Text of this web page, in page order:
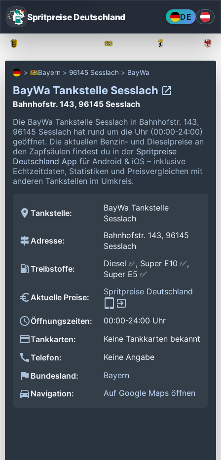
Spritpreise Deutschland DE
Bayern 96145 Sesslach BayWa
BayWa Tankstelle Sesslach
Bahnhofstr. 143, 96145 Sesslach
Die BayWa Tankstelle Sesslach in Bahnhofstr. 143,
96145 Sesslach hat rund um die Uhr (00:00-24:00)
geöffnet. Die aktuellen Benzin- und Dieselpreise an
den Zapfsäulen findest du in der Spritpreise
Deutschland App für Android & iOS – inklusive
Echtzeitdaten, Statistiken und Preisvergleichen mit
anderen Tankstellen im Umkreis.
Tankstelle:
BayWa Tankstelle
Sesslach
Adresse:
Bahnhofstr. 143, 96145
Sesslach
Treibstoffe:
Diesel ✅, Super E10 ✅,
Super E5 ✅
Aktuelle Preise:
Spritpreise Deutschland
Öffnungszeiten:
00:00-24:00 Uhr
Tankkarten:
Keine Tankkarten bekannt
Telefon:
Keine Angabe
Bundesland:
Bayern
Navigation:
Auf Google Maps öffnen